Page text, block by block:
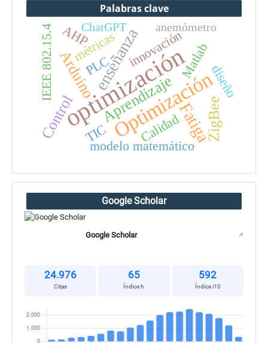
Palabras clave
optimización
Optimización
Fatiga
enseñanza
Arduino
ZigBee
Aprendizaje
Control
métricas
modelo matemático
IEEE 802.15.4
TIC
innovación
PLC
AHP
Matlab
diseño
Calidad
anemómetro
ChatGPT
Google Scholar
Google Scholar ↗
24.976
Citas
65
Índice h
592
Índice i10